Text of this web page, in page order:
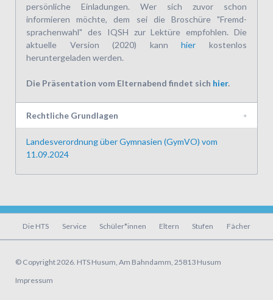
persönliche Einladungen. Wer sich zuvor schon
informieren möchte, dem sei die Broschüre "Fremd­
sprachen­wahl" des IQSH zur Lektüre empfohlen. Die
aktuelle Version (2020) kannhier kostenlos
heruntergeladen werden.
Die Präsentation vom Elternabend findet sich hier.
Rechtliche Grundlagen
Landesverordnung über Gymnasien (GymVO) vom
11.09.2024
Navigation
Die HTS Service Schüler*innen Eltern Stufen Fächer
© Copyright 2026. HTS Husum, Am Bahndamm, 25813 Husum
Navigation
Impressum